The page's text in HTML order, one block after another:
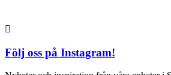
Följ oss på Instagram!